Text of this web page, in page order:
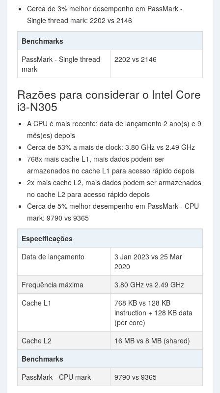
Cerca de 3% melhor desempenho em PassMark -
Single thread mark: 2202 vs 2146
Benchmarks
PassMark - Single thread
mark
2202 vs 2146
Razões para considerar o Intel Core
i3-N305
A CPU é mais recente: data de lançamento 2 ano(s) e 9
mês(es) depois
Cerca de 53% a mais de clock: 3.80 GHz vs 2.49 GHz
768x mais cache L1, mais dados podem ser
armazenados no cache L1 para acesso rápido depois
2x mais cache L2, mais dados podem ser armazenados
no cache L2 para acesso rápido depois
Cerca de 5% melhor desempenho em PassMark - CPU
mark: 9790 vs 9365
Especificações
Data de lançamento
3 Jan 2023 vs 25 Mar
2020
Frequência máxima
3.80 GHz vs 2.49 GHz
Cache L1
768 KB vs 128 KB
instruction + 128 KB data
(per core)
Cache L2
16 MB vs 8 MB (shared)
Benchmarks
PassMark - CPU mark
9790 vs 9365